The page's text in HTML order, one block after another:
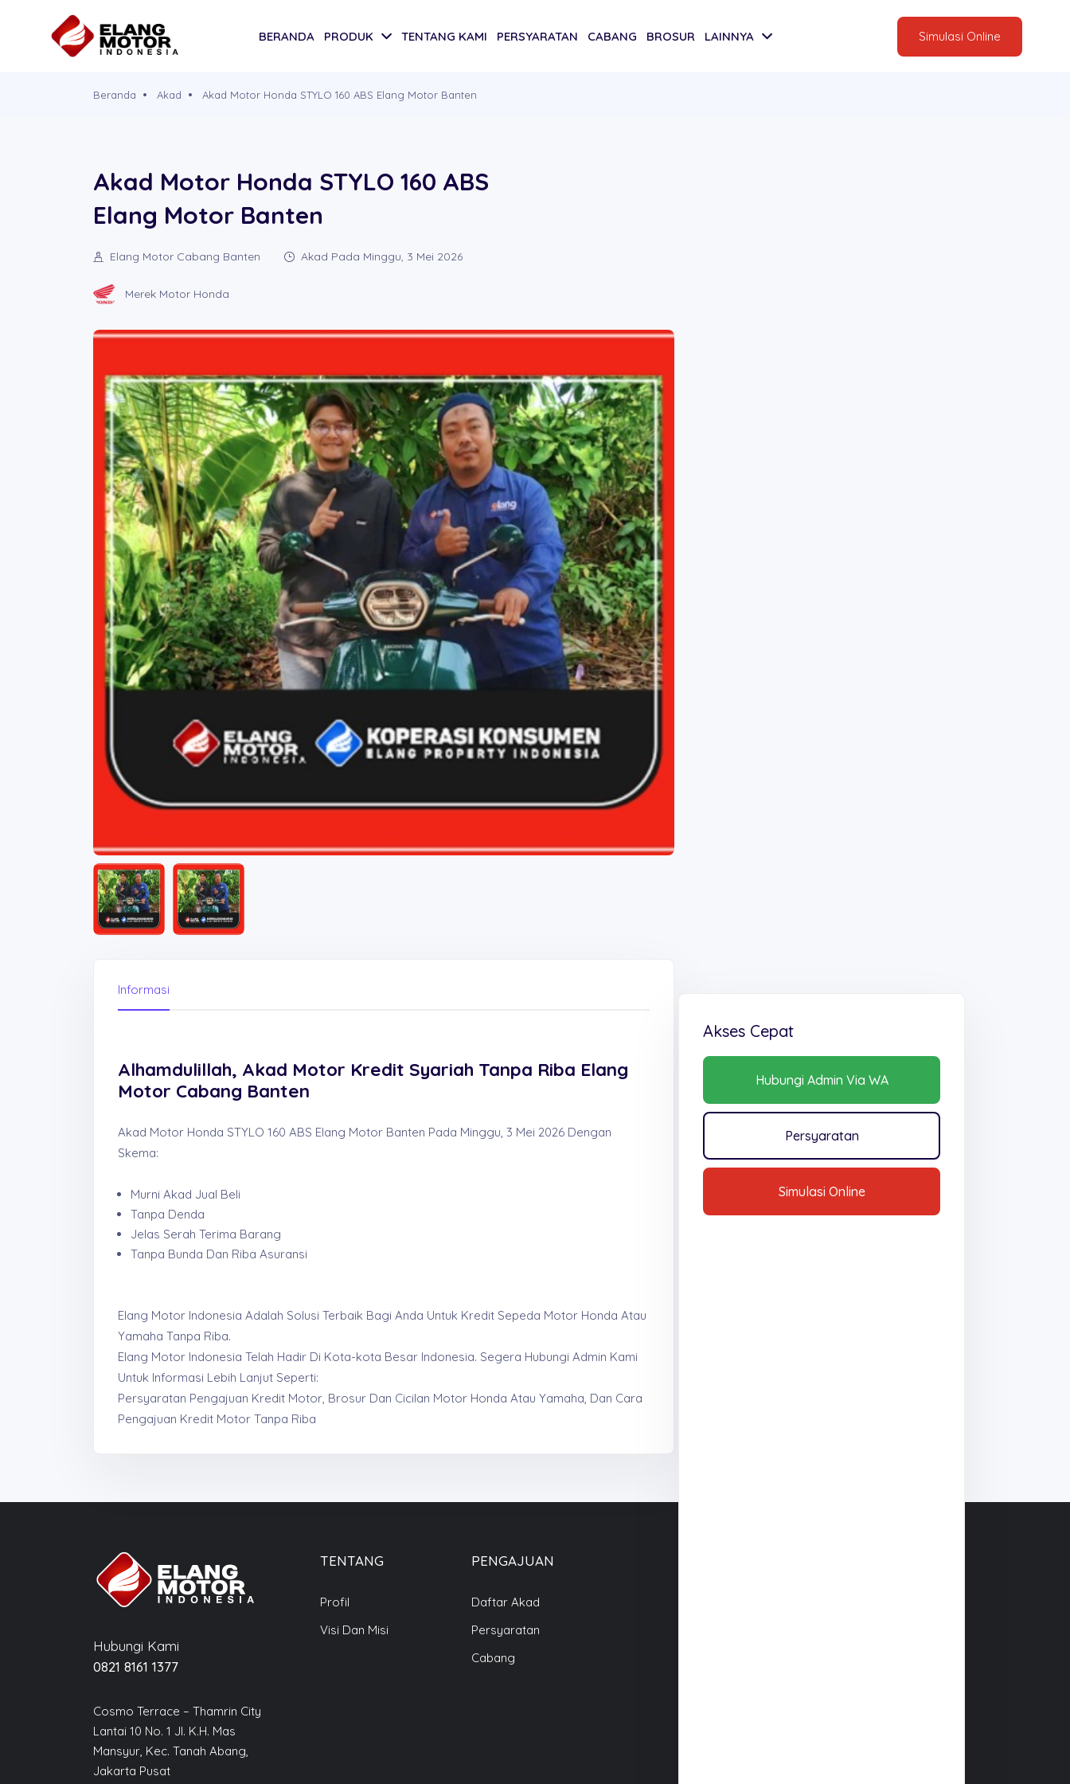
BERANDA PRODUK TENTANG KAMI PERSYARATAN CABANG BROSUR LAINNYA Simulasi Online
Beranda Akad Akad Motor Honda STYLO 160 ABS Elang Motor Banten
Akad Motor Honda STYLO 160 ABS
Elang Motor Banten
Elang Motor Cabang Banten Akad Pada Minggu, 3 Mei 2026
Merek Motor Honda
Akses Cepat
Hubungi Admin Via WA
Persyaratan
Simulasi Online
Informasi
Alhamdulillah, Akad Motor Kredit Syariah Tanpa Riba Elang
Motor Cabang Banten
Akad Motor Honda STYLO 160 ABS Elang Motor Banten Pada Minggu, 3 Mei 2026 Dengan
Skema:
Murni Akad Jual Beli
Tanpa Denda
Jelas Serah Terima Barang
Tanpa Bunda Dan Riba Asuransi
Elang Motor Indonesia Adalah Solusi Terbaik Bagi Anda Untuk Kredit Sepeda Motor Honda Atau
Yamaha Tanpa Riba.
Elang Motor Indonesia Telah Hadir Di Kota-kota Besar Indonesia. Segera Hubungi Admin Kami
Untuk Informasi Lebih Lanjut Seperti:
Persyaratan Pengajuan Kredit Motor, Brosur Dan Cicilan Motor Honda Atau Yamaha, Dan Cara
Pengajuan Kredit Motor Tanpa Riba
Hubungi Kami
0821 8161 1377
Cosmo Terrace – Thamrin City
Lantai 10 No. 1 Jl. K.H. Mas
Mansyur, Kec. Tanah Abang,
Jakarta Pusat
TENTANG
Profil
Visi Dan Misi
PENGAJUAN
Daftar Akad
Persyaratan
Cabang